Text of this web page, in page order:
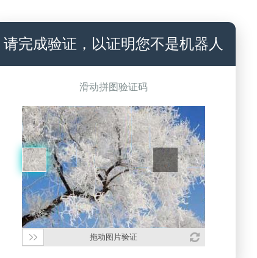
请完成验证，以证明您不是机器人
滑动拼图验证码
拖动图片验证